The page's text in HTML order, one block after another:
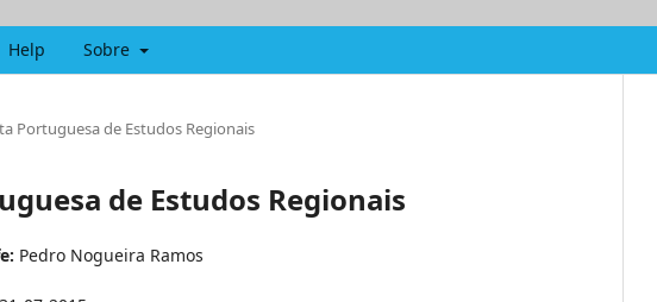
Help Sobre
Portuguesa de Estudos Regionais
de Estudos Regionais
Pedro Nogueira Ramos